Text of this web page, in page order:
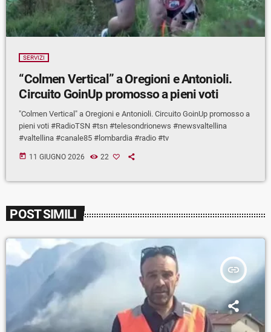
SERVIZI
“Colmen Vertical” a Oregioni e Antonioli.
Circuito GoinUp promosso a pieni voti
"Colmen Vertical" a Oregioni e Antonioli. Circuito GoinUp promosso a
pieni voti #RadioTSN #tsn #telesondrionews #newsvaltellina
#valtellina #canale85 #lombardia #radio #tv
today 11 GIUGNO 2026 22
POST SIMILI
insert_link